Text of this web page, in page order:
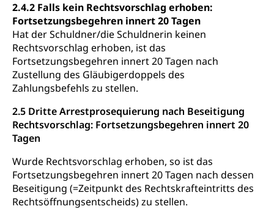
2.4.2 Falls kein Rechtsvorschlag erhoben:
Fortsetzungsbegehren innert 20 Tagen
Hat der Schuldner/die Schuldnerin keinen
Rechtsvorschlag erhoben, ist das
Fortsetzungsbegehren innert 20 Tagen nach
Zustellung des Gläubigerdoppels des
Zahlungsbefehls zu stellen.
2.5 Dritte Arrestprosequierung nach Beseitigung
Rechtsvorschlag: Fortsetzungsbegehren innert 20
Tagen
Wurde Rechtsvorschlag erhoben, so ist das
Fortsetzungsbegehren innert 20 Tagen nach dessen
Beseitigung (=Zeitpunkt des Rechtskrafteintritts des
Rechtsöffnungsentscheids) zu stellen.